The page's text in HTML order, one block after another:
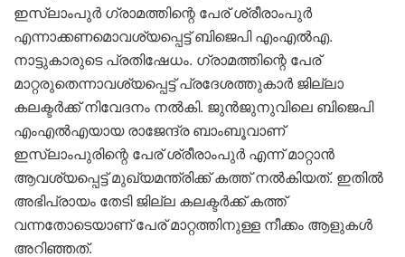
ഇസ്‌ലാംപുര്‍ ഗ്രാമത്തിന്റെ പേര് ശ്രീരാംപുര്‍
എന്നാക്കണമൊവശ്യപ്പെട്ട് ബിജെപി എംഎല്‍എ.
നാട്ടുകാരുടെ പ്രതിഷേധം. ഗ്രാമത്തിന്റെ പേര്
മാറ്റരുതെന്നാവശ്യപ്പെട്ട് പ്രദേശത്തുകാര്‍ ജില്ലാ
കലക്ടര്‍ക്ക് നിവേദനം നല്‍കി. ജുന്‍ജുനുവിലെ ബിജെപി
എംഎല്‍എയായ രാജേന്ദ്ര ബാംബൂവാണ്
ഇസ്‌ലാംപുരിന്റെ പേര് ശ്രീരാംപുര്‍ എന്ന് മാറ്റാന്‍
ആവശ്യപ്പെട്ട് മുഖ്യമന്ത്രിക്ക് കത്ത് നല്‍കിയത്. ഇതില്‍
അഭിപ്രായം തേടി ജില്ല കലക്ടര്‍ക്ക് കത്ത്
വന്നതോടെയാണ് പേര് മാറ്റത്തിനുള്ള നീക്കം ആളുകള്‍
അറിഞ്ഞത്.